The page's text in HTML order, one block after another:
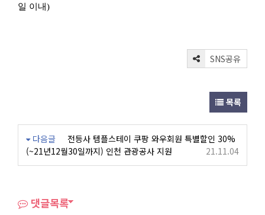
일 이내)
SNS공유
목록
다음글
전등사 템플스테이 쿠팡 와우회원 특별할인 30%
(~21년12월30일까지) 인천 관광공사 지원
21.11.04
댓글목록